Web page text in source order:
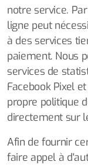
notre service.
ligne peut
à des services
paiement. Nous
services de
Facebook Pixel
propre politique
directement sur
Afin de fournir
faire appel à